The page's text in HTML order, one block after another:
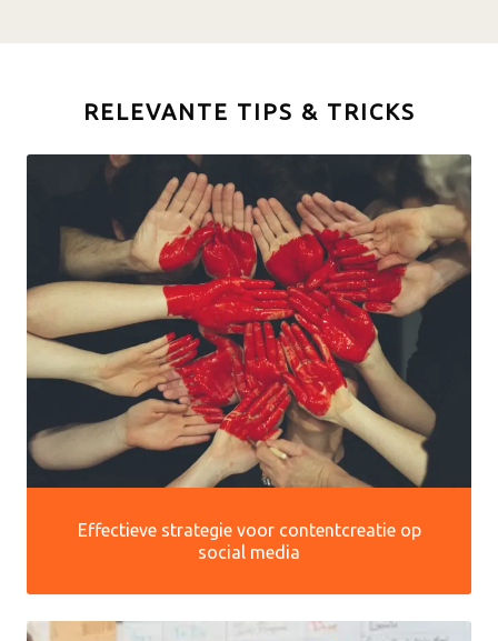
RELEVANTE TIPS & TRICKS
Effectieve strategie voor contentcreatie op
social media